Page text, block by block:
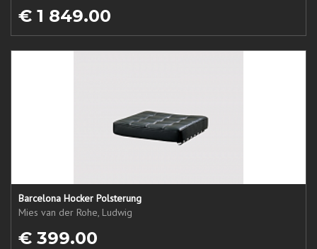
€ 1 849.00
Barcelona Hocker Polsterung
Mies van der Rohe, Ludwig
€ 399.00